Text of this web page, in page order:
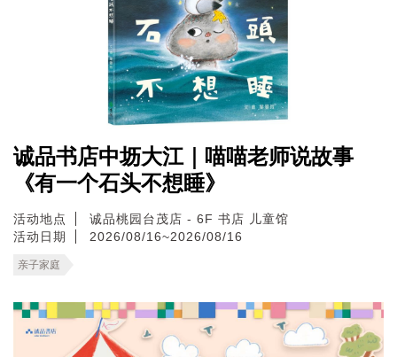
诚品书店中坜大江｜喵喵老师说故事
《有一个石头不想睡》
活动地点
诚品桃园台茂店 - 6F 书店 儿童馆
活动日期
2026/08/16~2026/08/16
亲子家庭